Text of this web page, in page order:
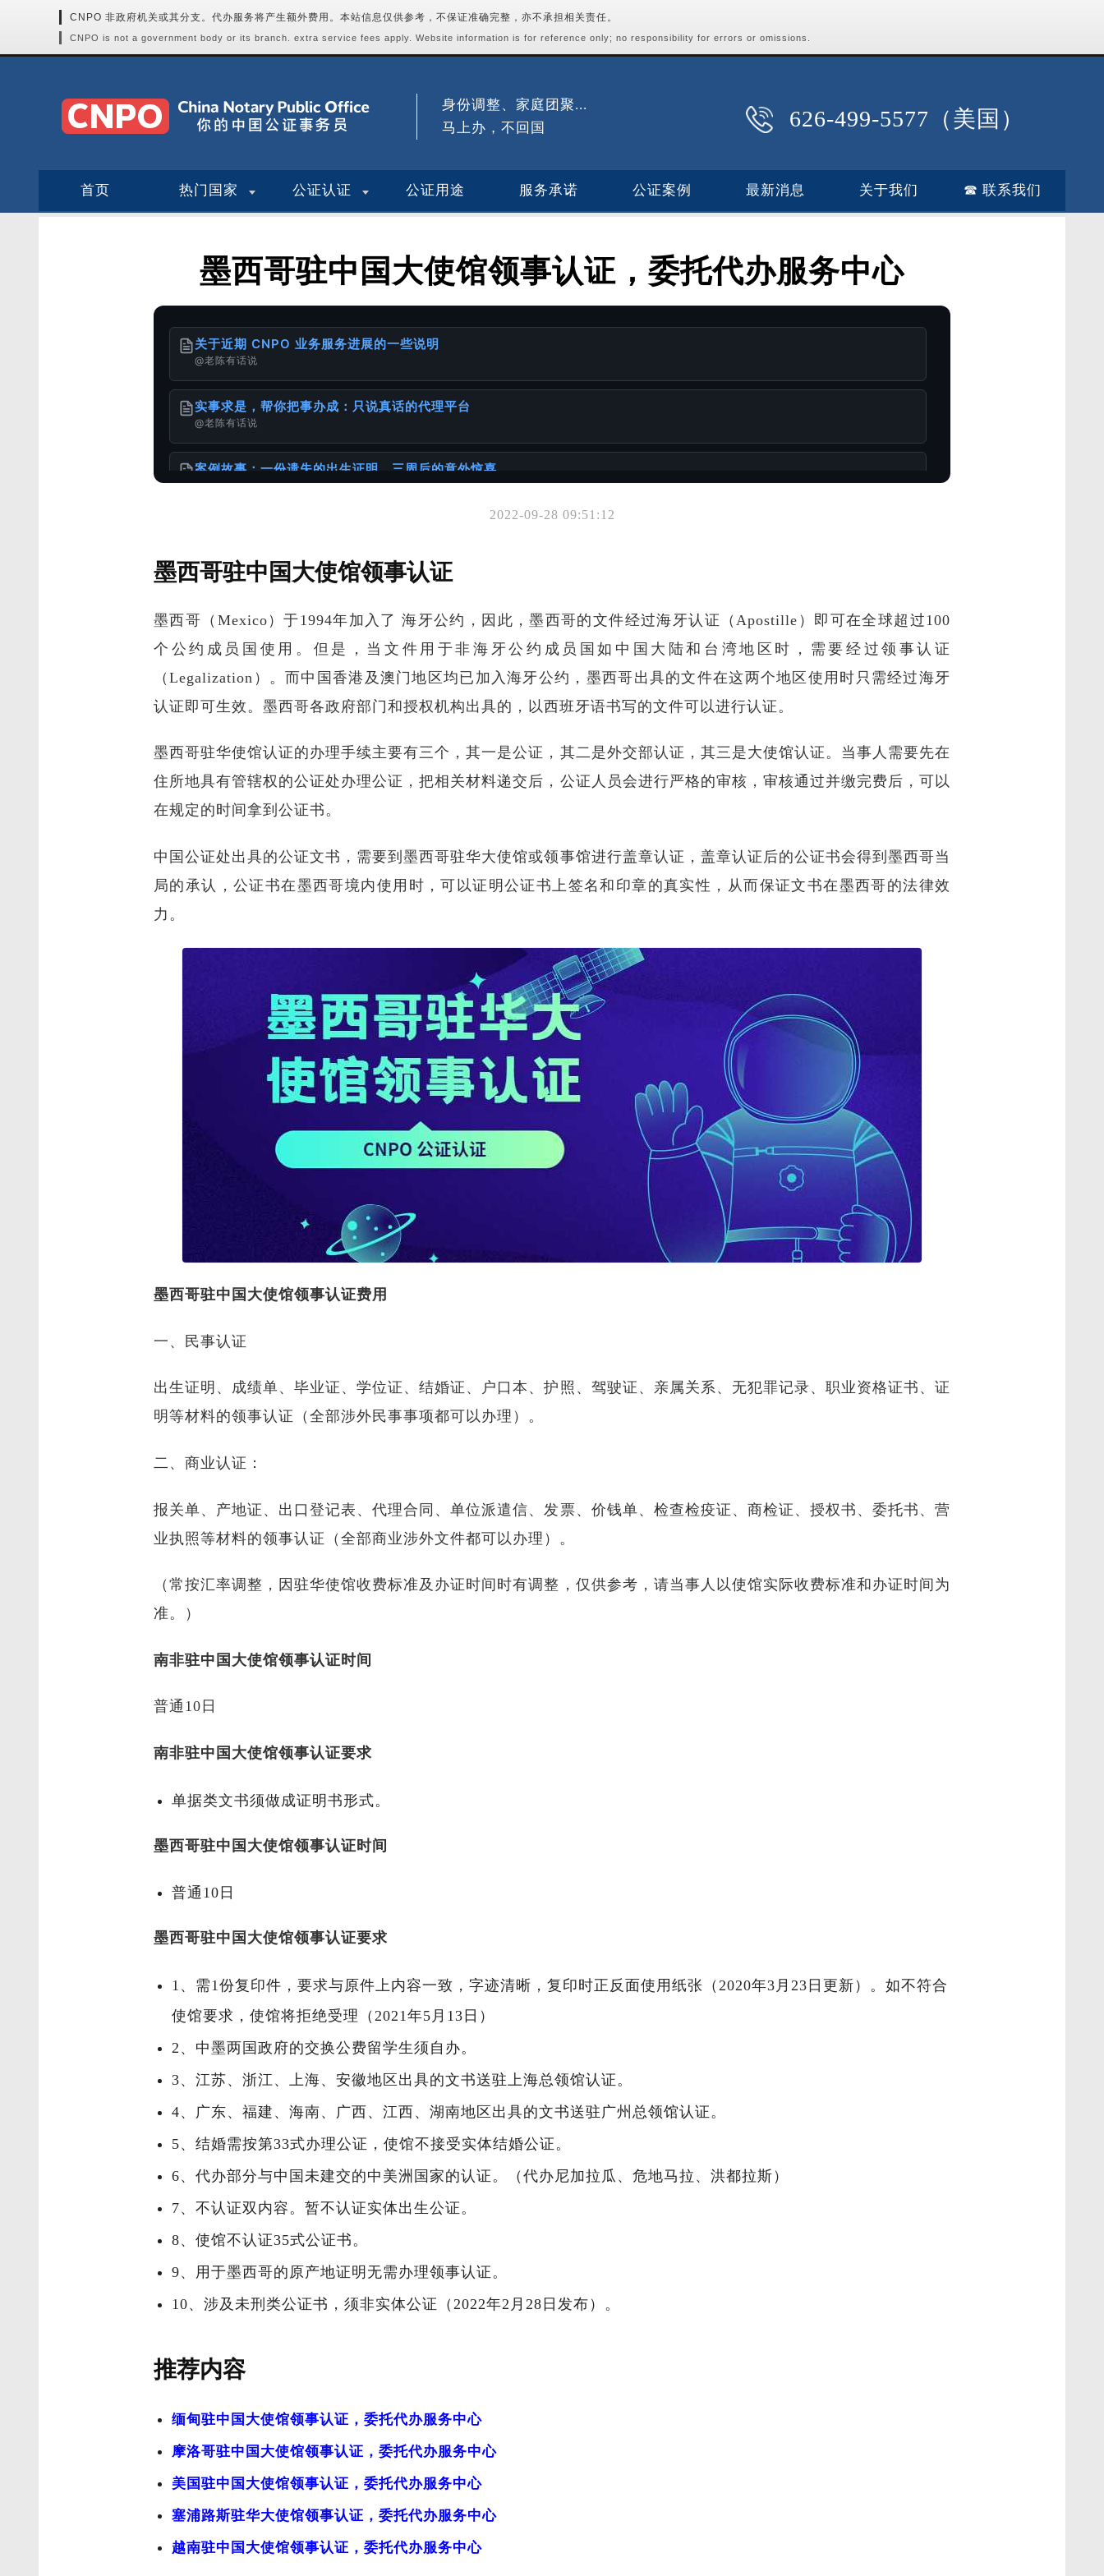
CNPO 非政府机关或其分支。代办服务将产生额外费用。本站信息仅供参考，不保证准确完整，亦不承担相关责任。
CNPO is not a government body or its branch. extra service fees apply. Website information is for reference only; no responsibility for errors or omissions.
626-499-5577（美国）
身份调整、家庭团聚...
马上办，不回国
首页 热门国家 公证认证 公证用途 服务承诺 公证案例 最新消息 关于我们 ☎ 联系我们
墨西哥驻中国大使馆领事认证，委托代办服务中心
关于近期 CNPO 业务服务进展的一些说明
@老陈有话说
实事求是，帮你把事办成：只说真话的代理平台
@老陈有话说
案例故事：一份遗失的出生证明，三周后的意外惊喜
@老陈有话说
你可能也喜欢
沟通精简化，更高效服务海外华人客户
@老陈有话说
服务使用说明书
请珍惜和妥善保存自己的重要材料
@老陈有话说
2022-09-28 09:51:12
墨西哥驻中国大使馆领事认证
墨西哥（Mexico）于1994年加入了 海牙公约，因此，墨西哥的文件经过海牙认证（Apostille）即可在全球超过100
个公约成员国使用。但是，当文件用于非海牙公约成员国如中国大陆和台湾地区时，需要经过领事认证
（Legalization）。而中国香港及澳门地区均已加入海牙公约，墨西哥出具的文件在这两个地区使用时只需经过海牙
认证即可生效。墨西哥各政府部门和授权机构出具的，以西班牙语书写的文件可以进行认证。
墨西哥驻华使馆认证的办理手续主要有三个，其一是公证，其二是外交部认证，其三是大使馆认证。当事人需要先在
住所地具有管辖权的公证处办理公证，把相关材料递交后，公证人员会进行严格的审核，审核通过并缴完费后，可以
在规定的时间拿到公证书。
中国公证处出具的公证文书，需要到墨西哥驻华大使馆或领事馆进行盖章认证，盖章认证后的公证书会得到墨西哥当
局的承认，公证书在墨西哥境内使用时，可以证明公证书上签名和印章的真实性，从而保证文书在墨西哥的法律效
力。
墨西哥驻中国大使馆领事认证费用
一、民事认证
出生证明、成绩单、毕业证、学位证、结婚证、户口本、护照、驾驶证、亲属关系、无犯罪记录、职业资格证书、证
明等材料的领事认证（全部涉外民事事项都可以办理）。
二、商业认证：
报关单、产地证、出口登记表、代理合同、单位派遣信、发票、价钱单、检查检疫证、商检证、授权书、委托书、营
业执照等材料的领事认证（全部商业涉外文件都可以办理）。
（常按汇率调整，因驻华使馆收费标准及办证时间时有调整，仅供参考，请当事人以使馆实际收费标准和办证时间为
准。）
南非驻中国大使馆领事认证时间
普通10日
南非驻中国大使馆领事认证要求
单据类文书须做成证明书形式。
墨西哥驻中国大使馆领事认证时间
普通10日
墨西哥驻中国大使馆领事认证要求
1、需1份复印件，要求与原件上内容一致，字迹清晰，复印时正反面使用纸张（2020年3月23日更新）。如不符合
使馆要求，使馆将拒绝受理（2021年5月13日）
2、中墨两国政府的交换公费留学生须自办。
3、江苏、浙江、上海、安徽地区出具的文书送驻上海总领馆认证。
4、广东、福建、海南、广西、江西、湖南地区出具的文书送驻广州总领馆认证。
5、结婚需按第33式办理公证，使馆不接受实体结婚公证。
6、代办部分与中国未建交的中美洲国家的认证。（代办尼加拉瓜、危地马拉、洪都拉斯）
7、不认证双内容。暂不认证实体出生公证。
8、使馆不认证35式公证书。
9、用于墨西哥的原产地证明无需办理领事认证。
10、涉及未刑类公证书，须非实体公证（2022年2月28日发布）。
推荐内容
缅甸驻中国大使馆领事认证，委托代办服务中心
摩洛哥驻中国大使馆领事认证，委托代办服务中心
美国驻中国大使馆领事认证，委托代办服务中心
塞浦路斯驻华大使馆领事认证，委托代办服务中心
越南驻中国大使馆领事认证，委托代办服务中心